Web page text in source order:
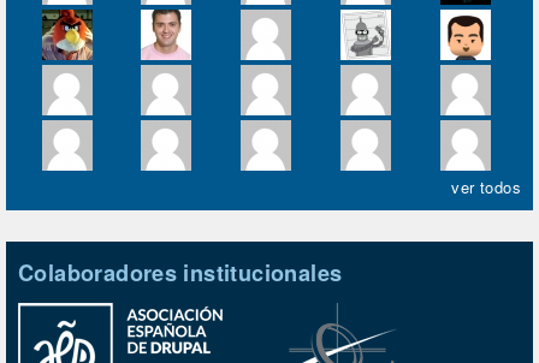
ver todos
Colaboradores institucionales